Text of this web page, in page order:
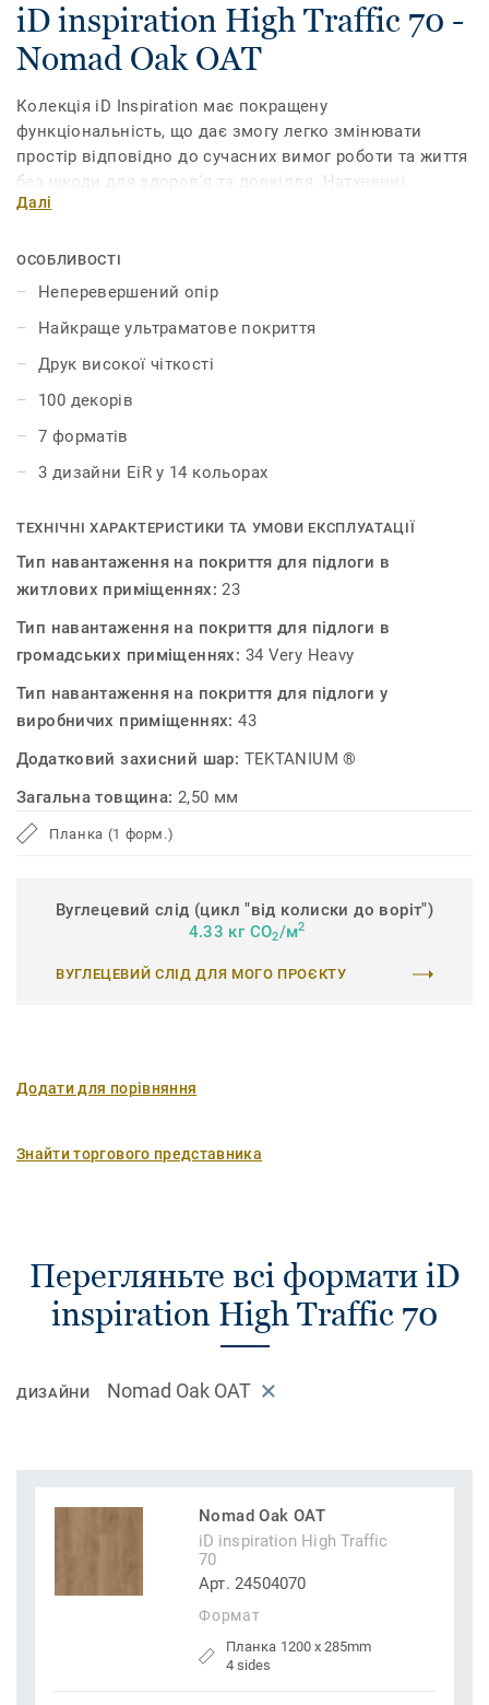
iD inspiration High Traffic 70 -
Nomad Oak OAT
Колекція iD Inspiration має покращену
функціональність, що дає змогу легко змінювати
простір відповідно до сучасних вимог роботи та життя
без шкоди для здоров'я та довкілля. Натхненні
природою кольори та мотиви, доповнені
найкращі природні дизайни для створення
гармонійного інтер'єру. Колекція iD Inspiration HT 70
було розроблено для приміщень із високим трафіком.
Покриття витримує великі навантаження і вдавлення,
забезпечуючи максимальну стійкість як до статичних,
Далі
ОСОБЛИВОСТІ
Неперевершений опір
Найкраще ультраматове покриття
Друк високої чіткості
100 декорів
7 форматів
3 дизайни EiR у 14 кольорах
ТЕХНІЧНІ ХАРАКТЕРИСТИКИ ТА УМОВИ ЕКСПЛУАТАЦІЇ
Тип навантаження на покриття для підлоги в
житлових приміщеннях:23
Тип навантаження на покриття для підлоги в
громадських приміщеннях: 34 Very Heavy
Тип навантаження на покриття для підлоги у
виробничих приміщеннях:43
Додатковий захисний шар: TEKTANIUM ®
Загальна товщина: 2,50 мм
Планка (1 форм.)
Вуглецевий слід (цикл "від колиски до воріт")
4.33 кг CO2/м2
ВУГЛЕЦЕВИЙ СЛІД ДЛЯ МОГО ПРОЄКТУ
Додати для порівняння
Знайти торгового представника
Перегляньте всі формати iD
inspiration High Traffic 70
ДИЗАЙНИ Nomad Oak OAT
Nomad Oak OAT
iD inspiration High Traffic
70
Арт. 24504070
Формат
Планка 1200 x 285mm
4 sides